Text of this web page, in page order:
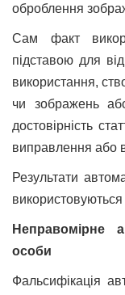
оброблення
Сам факт
підставою для
використання,
чи зображень
достовірність
виправлення або
Результати
Неправомірне
особи
Фальсифікація